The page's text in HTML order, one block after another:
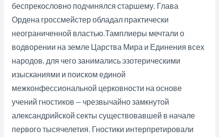
беспрекословно подчинялся старшему. Глава
Ордена гроссмейстер обладал практически
неограниченной властью.Тамплиеры мечтали о
водворении на земле Царства Мира и Единения всех
народов, для чего занимались эзотерическими
изысканиями и поиском единой
межконфессиональной церковности на основе
учений гностиков — чрезвычайно замкнутой
александрийской секты существовавшей в начале
первого тысячелетия. Гностики интерпретировали